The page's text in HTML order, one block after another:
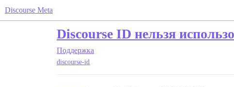
Discourse Meta
Discourse ID нельзя
Поддержка
discourse-id